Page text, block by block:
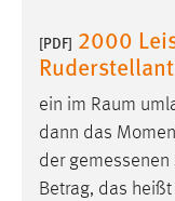
[PDF] 2000
ein im Raum
dann das
der
Betrag, das
externen
YouTube